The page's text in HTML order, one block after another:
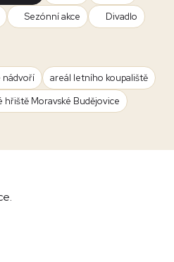
Sezónní akce
Divadlo
nádvoří
areál letního koupaliště
hřiště Moravské Budějovice